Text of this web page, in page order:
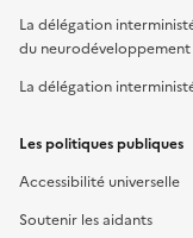
La délégation
du neurodéveloppement
La délégation
Les politiques publiques
Accessibilité universelle
Soutenir les aidants